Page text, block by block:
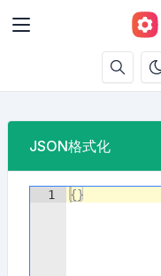
JSON格式化
1 {}